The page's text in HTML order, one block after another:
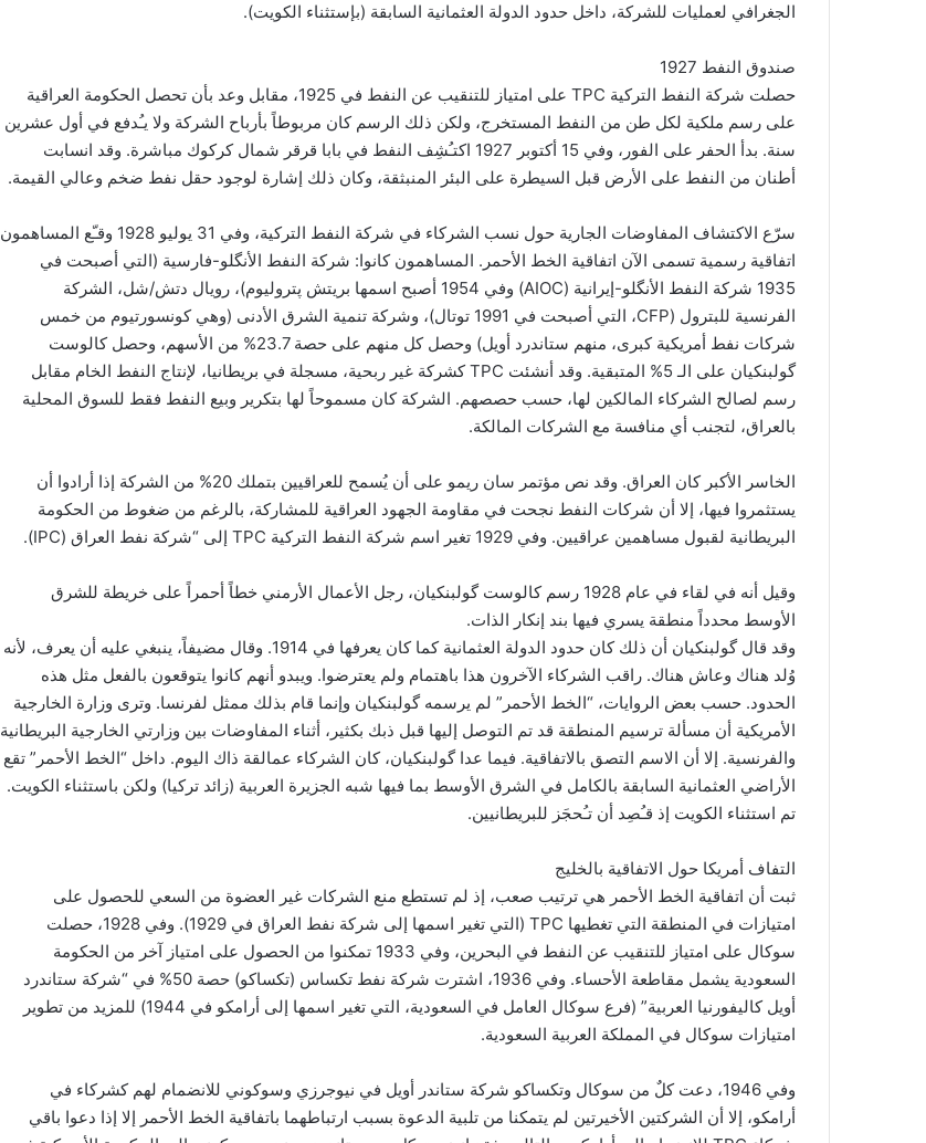
الجغرافي لعمليات للشركة، داخل حدود الدولة العثمانية السابقة (بإستثناء الكويت).
صندوق النفط 1927
حصلت شركة النفط التركية TPC على امتياز للتنقيب عن النفط في 1925، مقابل وعد بأن تحصل الحكومة العراقية
على رسم ملكية لكل طن من النفط المستخرج، ولكن ذلك الرسم كان مربوطاً بأرباح الشركة ولا يـُدفع في أول عشرين
سنة. بدأ الحفر على الفور، وفي 15 أكتوبر 1927 اكتـُشِف النفط في بابا قرقر شمال كركوك مباشرة. وقد انسابت
أطنان من النفط على الأرض قبل السيطرة على البئر المنبثقة، وكان ذلك إشارة لوجود حقل نفط ضخم وعالي القيمة.
سرّع الاكتشاف المفاوضات الجارية حول نسب الشركاء في شركة النفط التركية، وفي 31 يوليو 1928 وقـّع المساهمون
اتفاقية رسمية تسمى الآن اتفاقية الخط الأحمر. المساهمون كانوا: شركة النفط الأنگلو-فارسية (التي أصبحت في
1935 شركة النفط الأنگلو-إيرانية (AIOC) وفي 1954 أصبح اسمها بريتش پتروليوم)، رويال دتش/شل، الشركة
الفرنسية للبترول (CFP، التي أصبحت في 1991 توتال)، وشركة تنمية الشرق الأدنى (وهي كونسورتيوم من خمس
شركات نفط أمريكية كبرى، منهم ستاندرد أويل) وحصل كل منهم على حصة 23.7% من الأسهم، وحصل كالوست
گولبنكيان على الـ 5% المتبقية. وقد أنشئت TPC كشركة غير ربحية، مسجلة في بريطانيا، لإنتاج النفط الخام مقابل
رسم لصالح الشركاء المالكين لها، حسب حصصهم. الشركة كان مسموحاً لها بتكرير وبيع النفط فقط للسوق المحلية
بالعراق، لتجنب أي منافسة مع الشركات المالكة.
الخاسر الأكبر كان العراق. وقد نص مؤتمر سان ريمو على أن يُسمح للعراقيين بتملك 20% من الشركة إذا أرادوا أن
يستثمروا فيها، إلا أن شركات النفط نجحت في مقاومة الجهود العراقية للمشاركة، بالرغم من ضغوط من الحكومة
البريطانية لقبول مساهمين عراقيين. وفي 1929 تغير اسم شركة النفط التركية TPC إلى “شركة نفط العراق (IPC).
وقيل أنه في لقاء في عام 1928 رسم كالوست گولبنكيان، رجل الأعمال الأرمني خطاً أحمراً على خريطة للشرق
الأوسط محدداً منطقة يسري فيها بند إنكار الذات.
وقد قال گولبنكيان أن ذلك كان حدود الدولة العثمانية كما كان يعرفها في 1914. وقال مضيفاً، ينبغي عليه أن يعرف، لأنه
وُلد هناك وعاش هناك. راقب الشركاء الآخرون هذا باهتمام ولم يعترضوا. ويبدو أنهم كانوا يتوقعون بالفعل مثل هذه
الحدود. حسب بعض الروايات، “الخط الأحمر” لم يرسمه گولبنكيان وإنما قام بذلك ممثل لفرنسا. وترى وزارة الخارجية
الأمريكية أن مسألة ترسيم المنطقة قد تم التوصل إليها قبل ذبك بكثير، أثناء المفاوضات بين وزارتي الخارجية البريطانية
والفرنسية. إلا أن الاسم التصق بالاتفاقية. فيما عدا گولبنكيان، كان الشركاء عمالقة ذاك اليوم. داخل “الخط الأحمر” تقع
الأراضي العثمانية السابقة بالكامل في الشرق الأوسط بما فيها شبه الجزيرة العربية (زائد تركيا) ولكن باستثناء الكويت.
تم استثناء الكويت إذ قـُصِد أن تـُحجَز للبريطانيين.
التفاف أمريكا حول الاتفاقية بالخليج
ثبت أن اتفاقية الخط الأحمر هي ترتيب صعب، إذ لم تستطع منع الشركات غير العضوة من السعي للحصول على
امتيازات في المنطقة التي تغطيها TPC (التي تغير اسمها إلى شركة نفط العراق في 1929). وفي 1928، حصلت
سوكال على امتياز للتنقيب عن النفط في البحرين، وفي 1933 تمكنوا من الحصول على امتياز آخر من الحكومة
السعودية يشمل مقاطعة الأحساء. وفي 1936، اشترت شركة نفط تكساس (تكساكو) حصة 50% في “شركة ستاندرد
أويل كاليفورنيا العربية” (فرع سوكال العامل في السعودية، التي تغير اسمها إلى أرامكو في 1944) للمزيد من تطوير
امتيازات سوكال في المملكة العربية السعودية.
وفي 1946، دعت كلٌ من سوكال وتكساكو شركة ستاندر أويل في نيوجرزي وسوكوني للانضمام لهم كشركاء في
أرامكو، إلا أن الشركتين الأخيرتين لم يتمكنا من تلبية الدعوة بسبب ارتباطهما باتفاقية الخط الأحمر إلا إذا دعوا باقي